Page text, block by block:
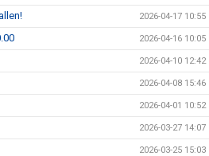
2026-04-17 10:55
2026-04-16 10:05
2026-04-10 12:42
2026-04-08 15:46
2026-04-01 10:52
2026-03-27 14:07
2026-03-25 15:03